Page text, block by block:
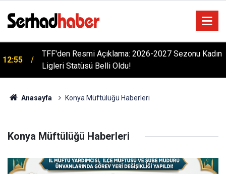
12:55
TFF'den Resmi Açıklama: 2026-2027 Sezonu Kadın
Ligleri Statüsü Belli Oldu!
Anasayfa Konya Müftülüğü Haberleri
Konya Müftülüğü Haberleri